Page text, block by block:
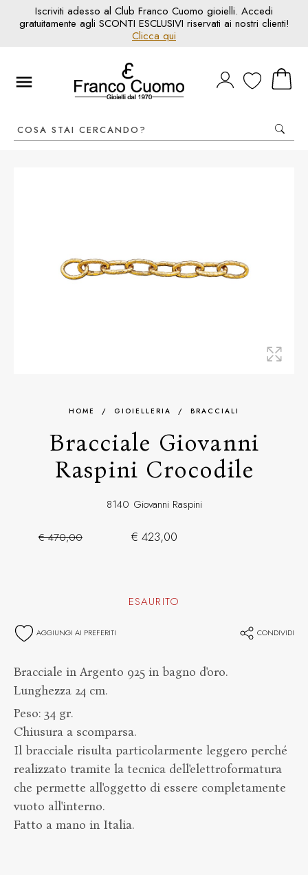
Iscriviti adesso al Club Franco Cuomo gioielli. Accedi
gratuitamente agli SCONTI ESCLUSIVI riservati ai nostri clienti!
Clicca qui
HOME / GIOIELLERIA / BRACCIALI
Bracciale Giovanni
Raspini Crocodile
8140 Giovanni Raspini
€ 470,00 € 423,00
ESAURITO
AGGIUNGI AI PREFERITI CONDIVIDI
Bracciale in Argento 925 in bagno d'oro.
Lunghezza 24 cm.
Peso: 34 gr.
Chiusura a scomparsa.
Il bracciale risulta particolarmente leggero perché
realizzato tramite la tecnica dell'elettroformatura
che permette all'oggetto di essere completamente
vuoto all'interno.
Fatto a mano in Italia.